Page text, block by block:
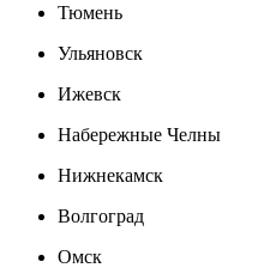
Тюмень
Ульяновск
Ижевск
Набережные Челны
Нижнекамск
Волгоград
Омск